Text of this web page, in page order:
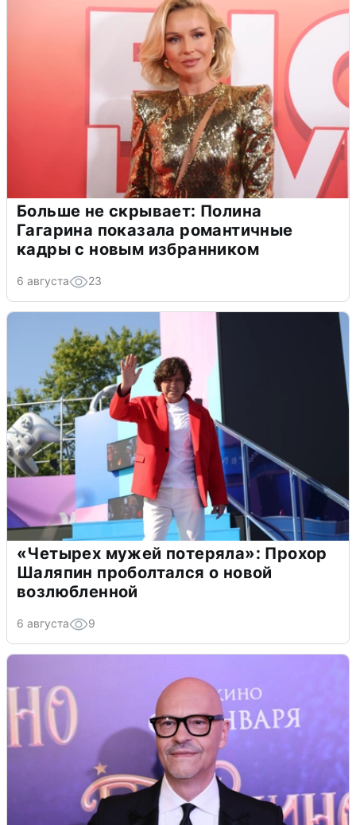
Больше не скрывает: Полина
Гагарина показала романтичные
кадры с новым избранником
6 августа 23
«Четырех мужей потеряла»: Прохор
Шаляпин проболтался о новой
возлюбленной
6 августа 9